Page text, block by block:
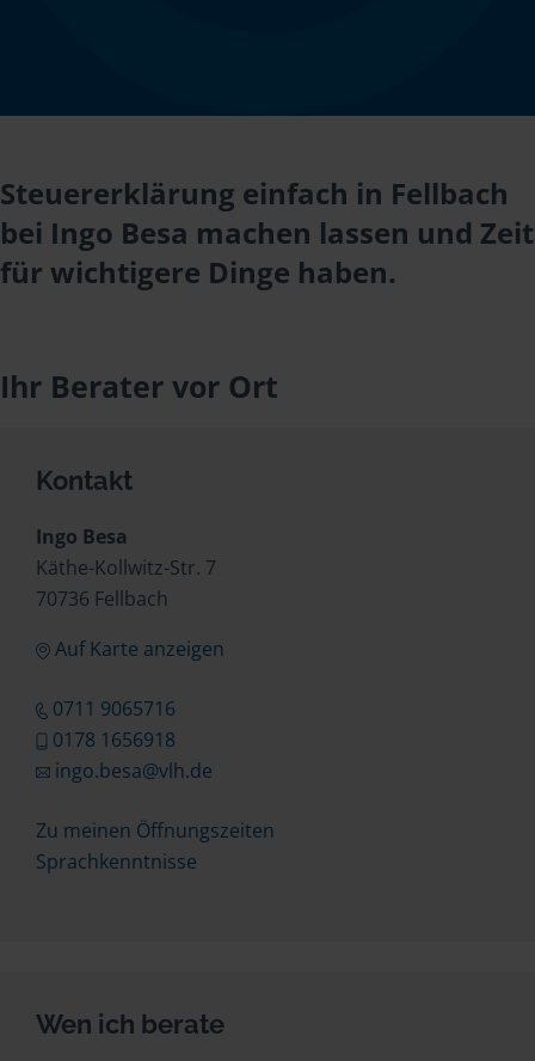
Steuererklärung einfach in Fellbach
bei Ingo Besa machen lassen und Zeit
für wichtigere Dinge haben.
Ihr Berater vor Ort
Kontakt
Ingo Besa
Käthe-Kollwitz-Str. 7
70736 Fellbach
Auf Karte anzeigen
0711 9065716
0178 1656918
ingo.besa@vlh.de
Zu meinen Öffnungszeiten
Sprachkenntnisse
Wen ich berate